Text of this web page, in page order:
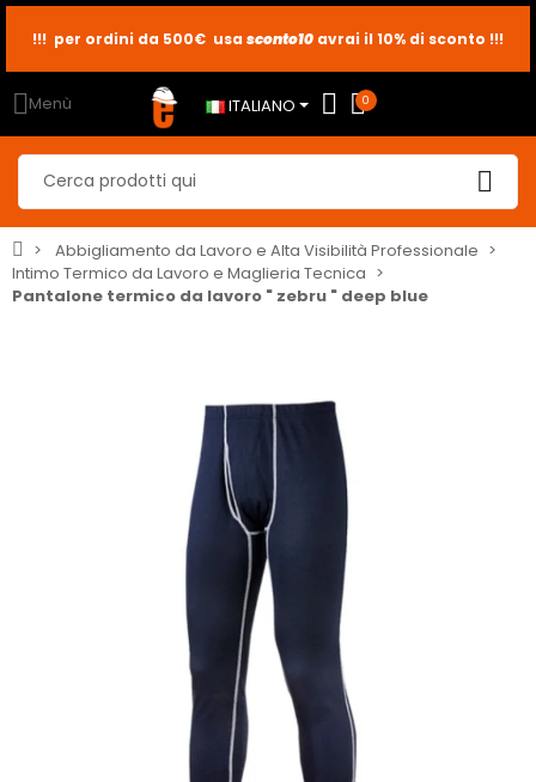
sconto2
sconto5
sconto10
Menù ITALIANO 0
Abbigliamento da Lavoro e Alta Visibilità Professionale
Intimo Termico da Lavoro e Maglieria Tecnica
Pantalone termico da lavoro " zebru " deep blue